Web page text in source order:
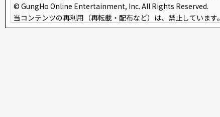
© GungHo Online Entertainment, Inc. All Rights Reserved.
当コンテンツの再利用（再転載・配布など）は、禁止しています。